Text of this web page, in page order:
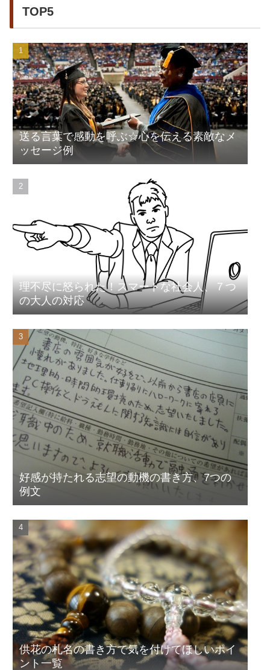
TOP5
送る言葉で感動を呼ぶ☆心を伝える素敵なメ
ッセージ例
理不尽に怒られた！スマートな社会人、７つ
の大人の対応
好感が持たれる志望の動機の書き方、7つの
例文
供花の札名の書き方で気を付けてほしいポイ
ント一覧